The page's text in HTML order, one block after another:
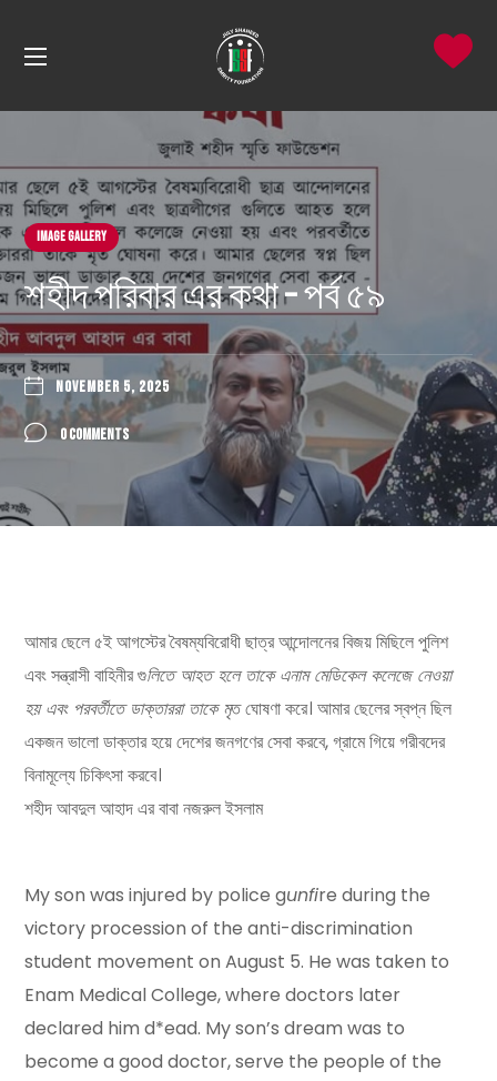
Image Gallery
শহীদ পরিবার এর কথা – পর্ব ৫৯
NOVEMBER 5, 2025
0 COMMENTS
আমার ছেলে ৫ই আগস্টের বৈষম্যবিরোধী ছাত্র আন্দোলনের বিজয় মিছিলে পুলিশ
এবং সন্ত্রাসী বাহিনীর গুলিতে আহত হলে তাকে এনাম মেডিকেল কলেজে নেওয়া
হয় এবং পরবর্তীতে ডাক্তাররা তাকে মৃত ঘোষণা করে। আমার ছেলের স্বপ্ন ছিল
একজন ভালো ডাক্তার হয়ে দেশের জনগণের সেবা করবে, গ্রামে গিয়ে গরীবদের
বিনামূল্যে চিকিৎসা করবে।
শহীদ আবদুল আহাদ এর বাবা নজরুল ইসলাম
My son was injured by police gunfire during the
victory procession of the anti-discrimination
student movement on August 5. He was taken to
Enam Medical College, where doctors later
declared him d*ead. My son’s dream was to
become a good doctor, serve the people of the